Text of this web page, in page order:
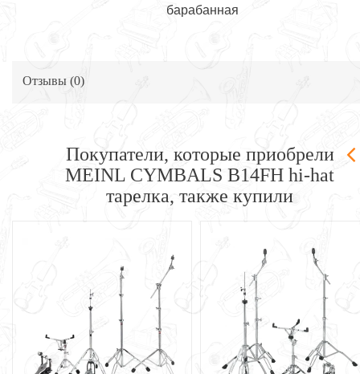
барабанная
Отзывы (0)
Покупатели, которые приобрели
MEINL CYMBALS B14FH hi-hat
тарелка, также купили